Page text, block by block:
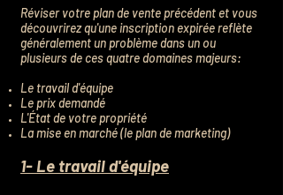
Réviser votre plan de vente précédent et vous
découvrirez qu'une inscription expirée reflète
généralement un problème dans un ou
plusieurs de ces quatre domaines majeurs:
Le travail d'équipe
Le prix demandé
L'État de votre propriété
La mise en marché (le plan de marketing)
1- Le travail d'équipe